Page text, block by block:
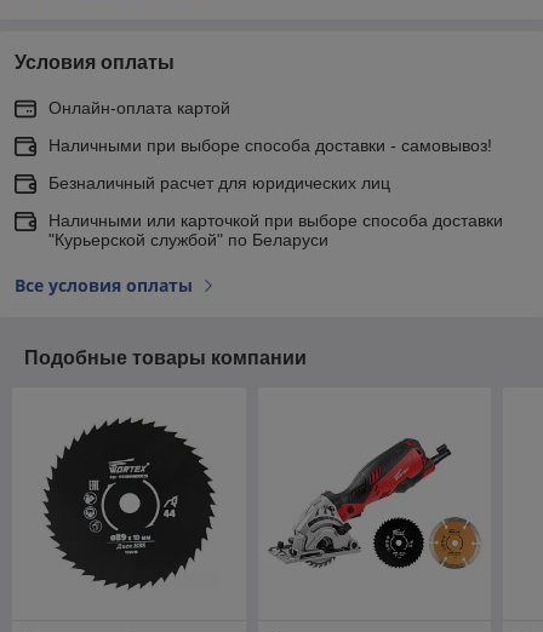
Условия оплаты
Онлайн-оплата картой
Наличными при выборе способа доставки - самовывоз!
Безналичный расчет для юридических лиц
Наличными или карточкой при выборе способа доставки
"Курьерской службой" по Беларуси
Все условия оплаты
Подобные товары компании